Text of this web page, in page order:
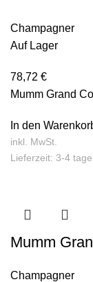
Champagner
Auf Lager
78,72 €
Mumm Grand
In den
inkl. MwSt.
Lieferzeit: 3-4 tage
Mumm
Champagner